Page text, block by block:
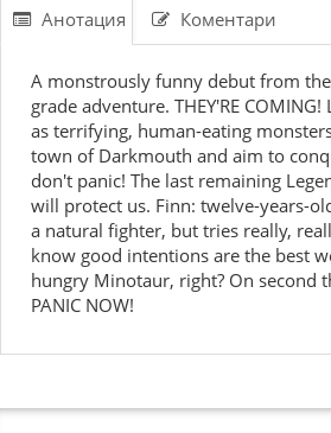
Анотация Коментари
A monstrously funny debut from
grade adventure. THEY'RE
as terrifying, human-eating
town of Darkmouth and aim to
don't panic! The last remaining
will protect us. Finn: twelve-years-
a natural fighter, but tries really,
know good intentions are the best
hungry Minotaur, right? On second
PANIC NOW!